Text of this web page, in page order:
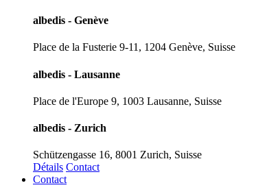
albedis - Genève
Place de la Fusterie 9-11, 1204 Genève, Suisse
albedis - Lausanne
Place de l'Europe 9, 1003 Lausanne, Suisse
albedis - Zurich
Schützengasse 16, 8001 Zurich, Suisse
Détails Contact
Contact